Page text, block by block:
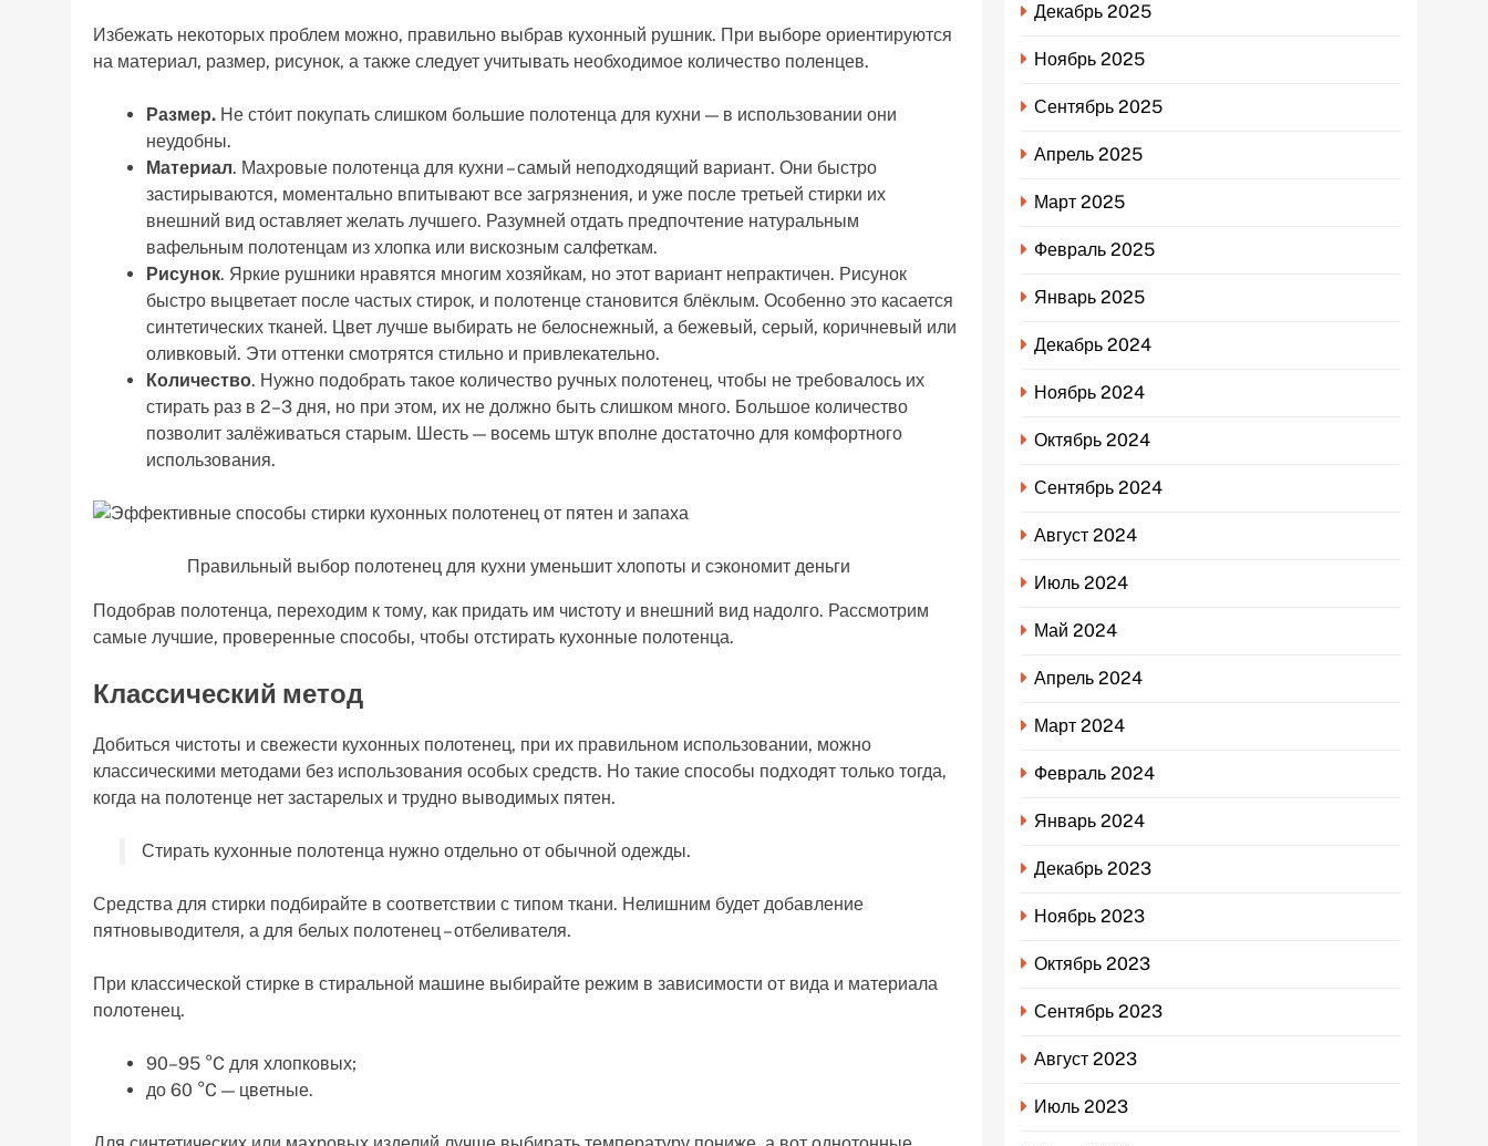
Избежать некоторых проблем можно, правильно выбрав кухонный рушник. При выборе ориентируются
на материал, размер, рисунок, а также следует учитывать необходимое количество поленцев.
Размер. Не сто́ит покупать слишком большие полотенца для кухни — в использовании они
неудобны.
Материал. Махровые полотенца для кухни – самый неподходящий вариант. Они быстро
застирываются, моментально впитывают все загрязнения, и уже после третьей стирки их
внешний вид оставляет желать лучшего. Разумней отдать предпочтение натуральным
вафельным полотенцам из хлопка или вискозным салфеткам.
Рисунок. Яркие рушники нравятся многим хозяйкам, но этот вариант непрактичен. Рисунок
быстро выцветает после частых стирок, и полотенце становится блёклым. Особенно это касается
синтетических тканей. Цвет лучше выбирать не белоснежный, а бежевый, серый, коричневый или
оливковый. Эти оттенки смотрятся стильно и привлекательно.
Количество. Нужно подобрать такое количество ручных полотенец, чтобы не требовалось их
стирать раз в 2–3 дня, но при этом, их не должно быть слишком много. Большое количество
позволит залёживаться старым. Шесть — восемь штук вполне достаточно для комфортного
использования.
Правильный выбор полотенец для кухни уменьшит хлопоты и сэкономит деньги
Подобрав полотенца, переходим к тому, как придать им чистоту и внешний вид надолго. Рассмотрим
самые лучшие, проверенные способы, чтобы отстирать кухонные полотенца.
Классический метод
Добиться чистоты и свежести кухонных полотенец, при их правильном использовании, можно
классическими методами без использования особых средств. Но такие способы подходят только тогда,
когда на полотенце нет застарелых и трудно выводимых пятен.
Стирать кухонные полотенца нужно отдельно от обычной одежды.
Средства для стирки подбирайте в соответствии с типом ткани. Нелишним будет добавление
пятновыводителя, а для белых полотенец – отбеливателя.
При классической стирке в стиральной машине выбирайте режим в зависимости от вида и материала
полотенец.
90–95 °C для хлопковых;
до 60 °C — цветные.
Декабрь 2025
Ноябрь 2025
Сентябрь 2025
Апрель 2025
Март 2025
Февраль 2025
Январь 2025
Декабрь 2024
Ноябрь 2024
Октябрь 2024
Сентябрь 2024
Август 2024
Июль 2024
Май 2024
Апрель 2024
Март 2024
Февраль 2024
Январь 2024
Декабрь 2023
Ноябрь 2023
Октябрь 2023
Сентябрь 2023
Август 2023
Июль 2023